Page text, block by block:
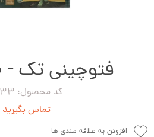
فتوچینی تک - 500 گرم
کد محصول: 11133
تماس بگیرید
افزودن به علاقه مندی ها